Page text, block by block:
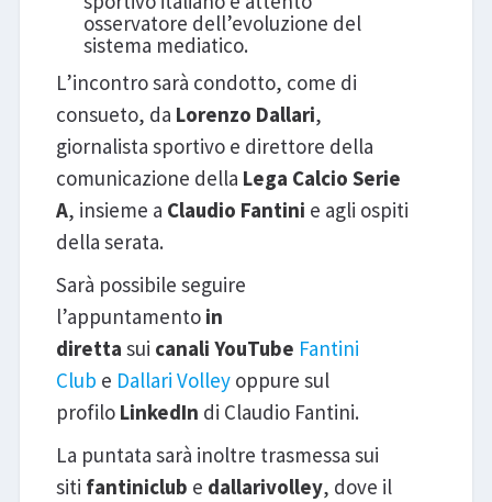
osservatore dell’evoluzione del
sistema mediatico.
L’incontro sarà condotto, come di
consueto, da Lorenzo Dallari,
giornalista sportivo e direttore della
comunicazione della Lega Calcio Serie
A, insieme a Claudio Fantini e agli ospiti
della serata.
Sarà possibile seguire
l’appuntamento in
diretta sui canali YouTube Fantini
Club e Dallari Volleyoppure sul
profilo LinkedIn di Claudio Fantini.
La puntata sarà inoltre trasmessa sui
siti fantiniclub e dallarivolley, dove il